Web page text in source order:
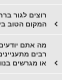
רוצים לגור
המקום הטוב
מה אתם
רבים
או מגרשים